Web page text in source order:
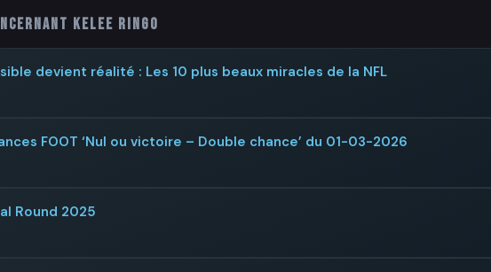
Kelee Ringo
devient réalité : Les 10 plus beaux miracles de la NFL
FOOT ‘Nul ou victoire – Double chance’ du 01-03-2026
Round 2025